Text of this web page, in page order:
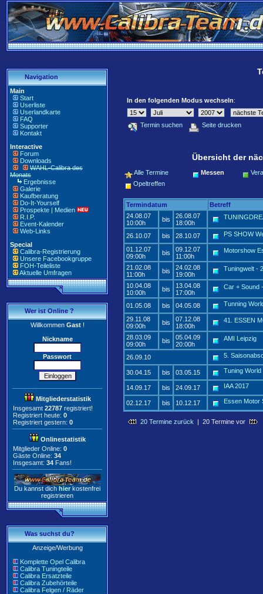
Navigation
Main
Start
Userliste
Userlandkarte
FAQ
Supporter
Kontakt
Interactive
Forum
Downloads
WAHL-Calibra des
Monats
Ergebnisse
Galerie
Kaufberatung
Do-It-Yourself
Prospekte | Medien
R.I.P.
Event-Kalender
Web-Links
Special
Calibra-Registrierung
Unsere Facebookgruppe
FOH-Teileliste
Aktuelle Umfragen
Wer ist Online ?
WillkommenGast!
Nickname
Passwort
Mitgliederstatistik
Insgesamt 22787 registriert!
Registriert heute: 0
Registriert gestern: 0
Onlinestatistik
Mitglieder Online: 0
Gäste Online: 34
Insgesamt: 34 Fans!
Du kannst dich hier kostenfrei
registrieren
Was suchst du?
Anzeige/Werbung
Komplette Opel Calibra
Calibra Tuningteile
Calibra Ersatzteile
Calibra Zubehörteile
Calibra Felgen / Räder
In den folgenden Modus wechseln:
Termin suchen Seite drucken
Übersicht der
Alle Termine Messen
Opeltreffen
Termindatum
Betreff
24.08.07
10:00h
bis
26.08.07
18:00h
26.10.07 bis 28.10.07 PS SHOW
01.12.07
09:00h
bis
09.12.07
11:00h
Motorshow
21.02.08
11:00h
bis
24.02.08
19:00h
Tuningwelt -
10.04.08
10:00h
bis
13.04.08
17:00h
Car + Sound
01.05.08 bis 04.05.08 Tunning
29.11.08
09:00h
bis
07.12.08
18:00h
41. ESSEN
28.03.09
09:00h
bis
05.04.09
20:00h
AMI Leipzig
26.09.10 5.
30.04.15 bis 03.05.15 Tuning World
14.09.17 bis 24.09.17 IAA 2017
02.12.17 bis 10.12.17 Essen Motor
20 Termine zurück | 20 Termine vor